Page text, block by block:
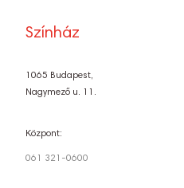
Színház
1065 Budapest,
Nagymező u. 11.
Központ:
061 321-0600